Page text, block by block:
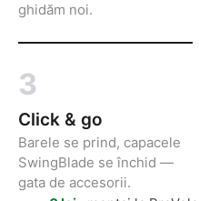
ghidăm noi.
3
Click & go
Barele se prind, capacele
SwingBlade se închid —
gata de accesorii.